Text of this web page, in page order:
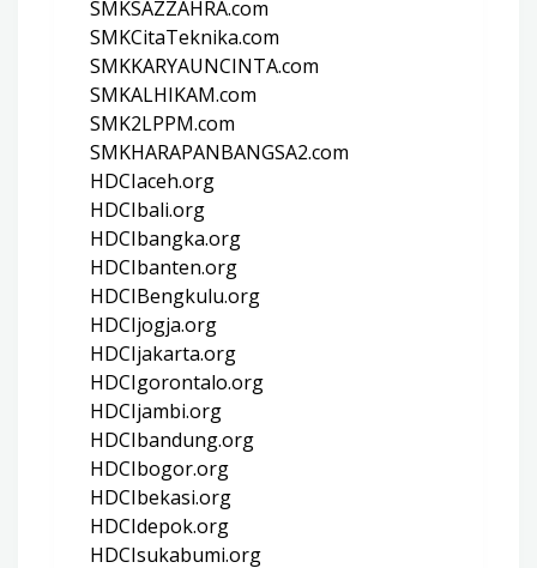
SMKSAZZAHRA.com
SMKCitaTeknika.com
SMKKARYAUNCINTA.com
SMKALHIKAM.com
SMK2LPPM.com
SMKHARAPANBANGSA2.com
HDCIaceh.org
HDCIbali.org
HDCIbangka.org
HDCIbanten.org
HDCIBengkulu.org
HDCIjogja.org
HDCIjakarta.org
HDCIgorontalo.org
HDCIjambi.org
HDCIbandung.org
HDCIbogor.org
HDCIbekasi.org
HDCIdepok.org
HDCIsukabumi.org